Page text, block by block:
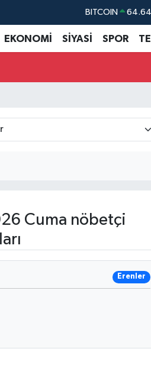
BITCOIN
DOLAR
EURO
BİST100
EKONOMİ SİYASİ SPOR
Cuma nöbetçi
Erenler